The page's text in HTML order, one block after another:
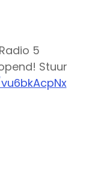
5
Stuur